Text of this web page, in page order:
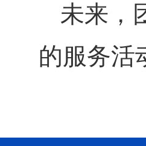
未来，
的服务活